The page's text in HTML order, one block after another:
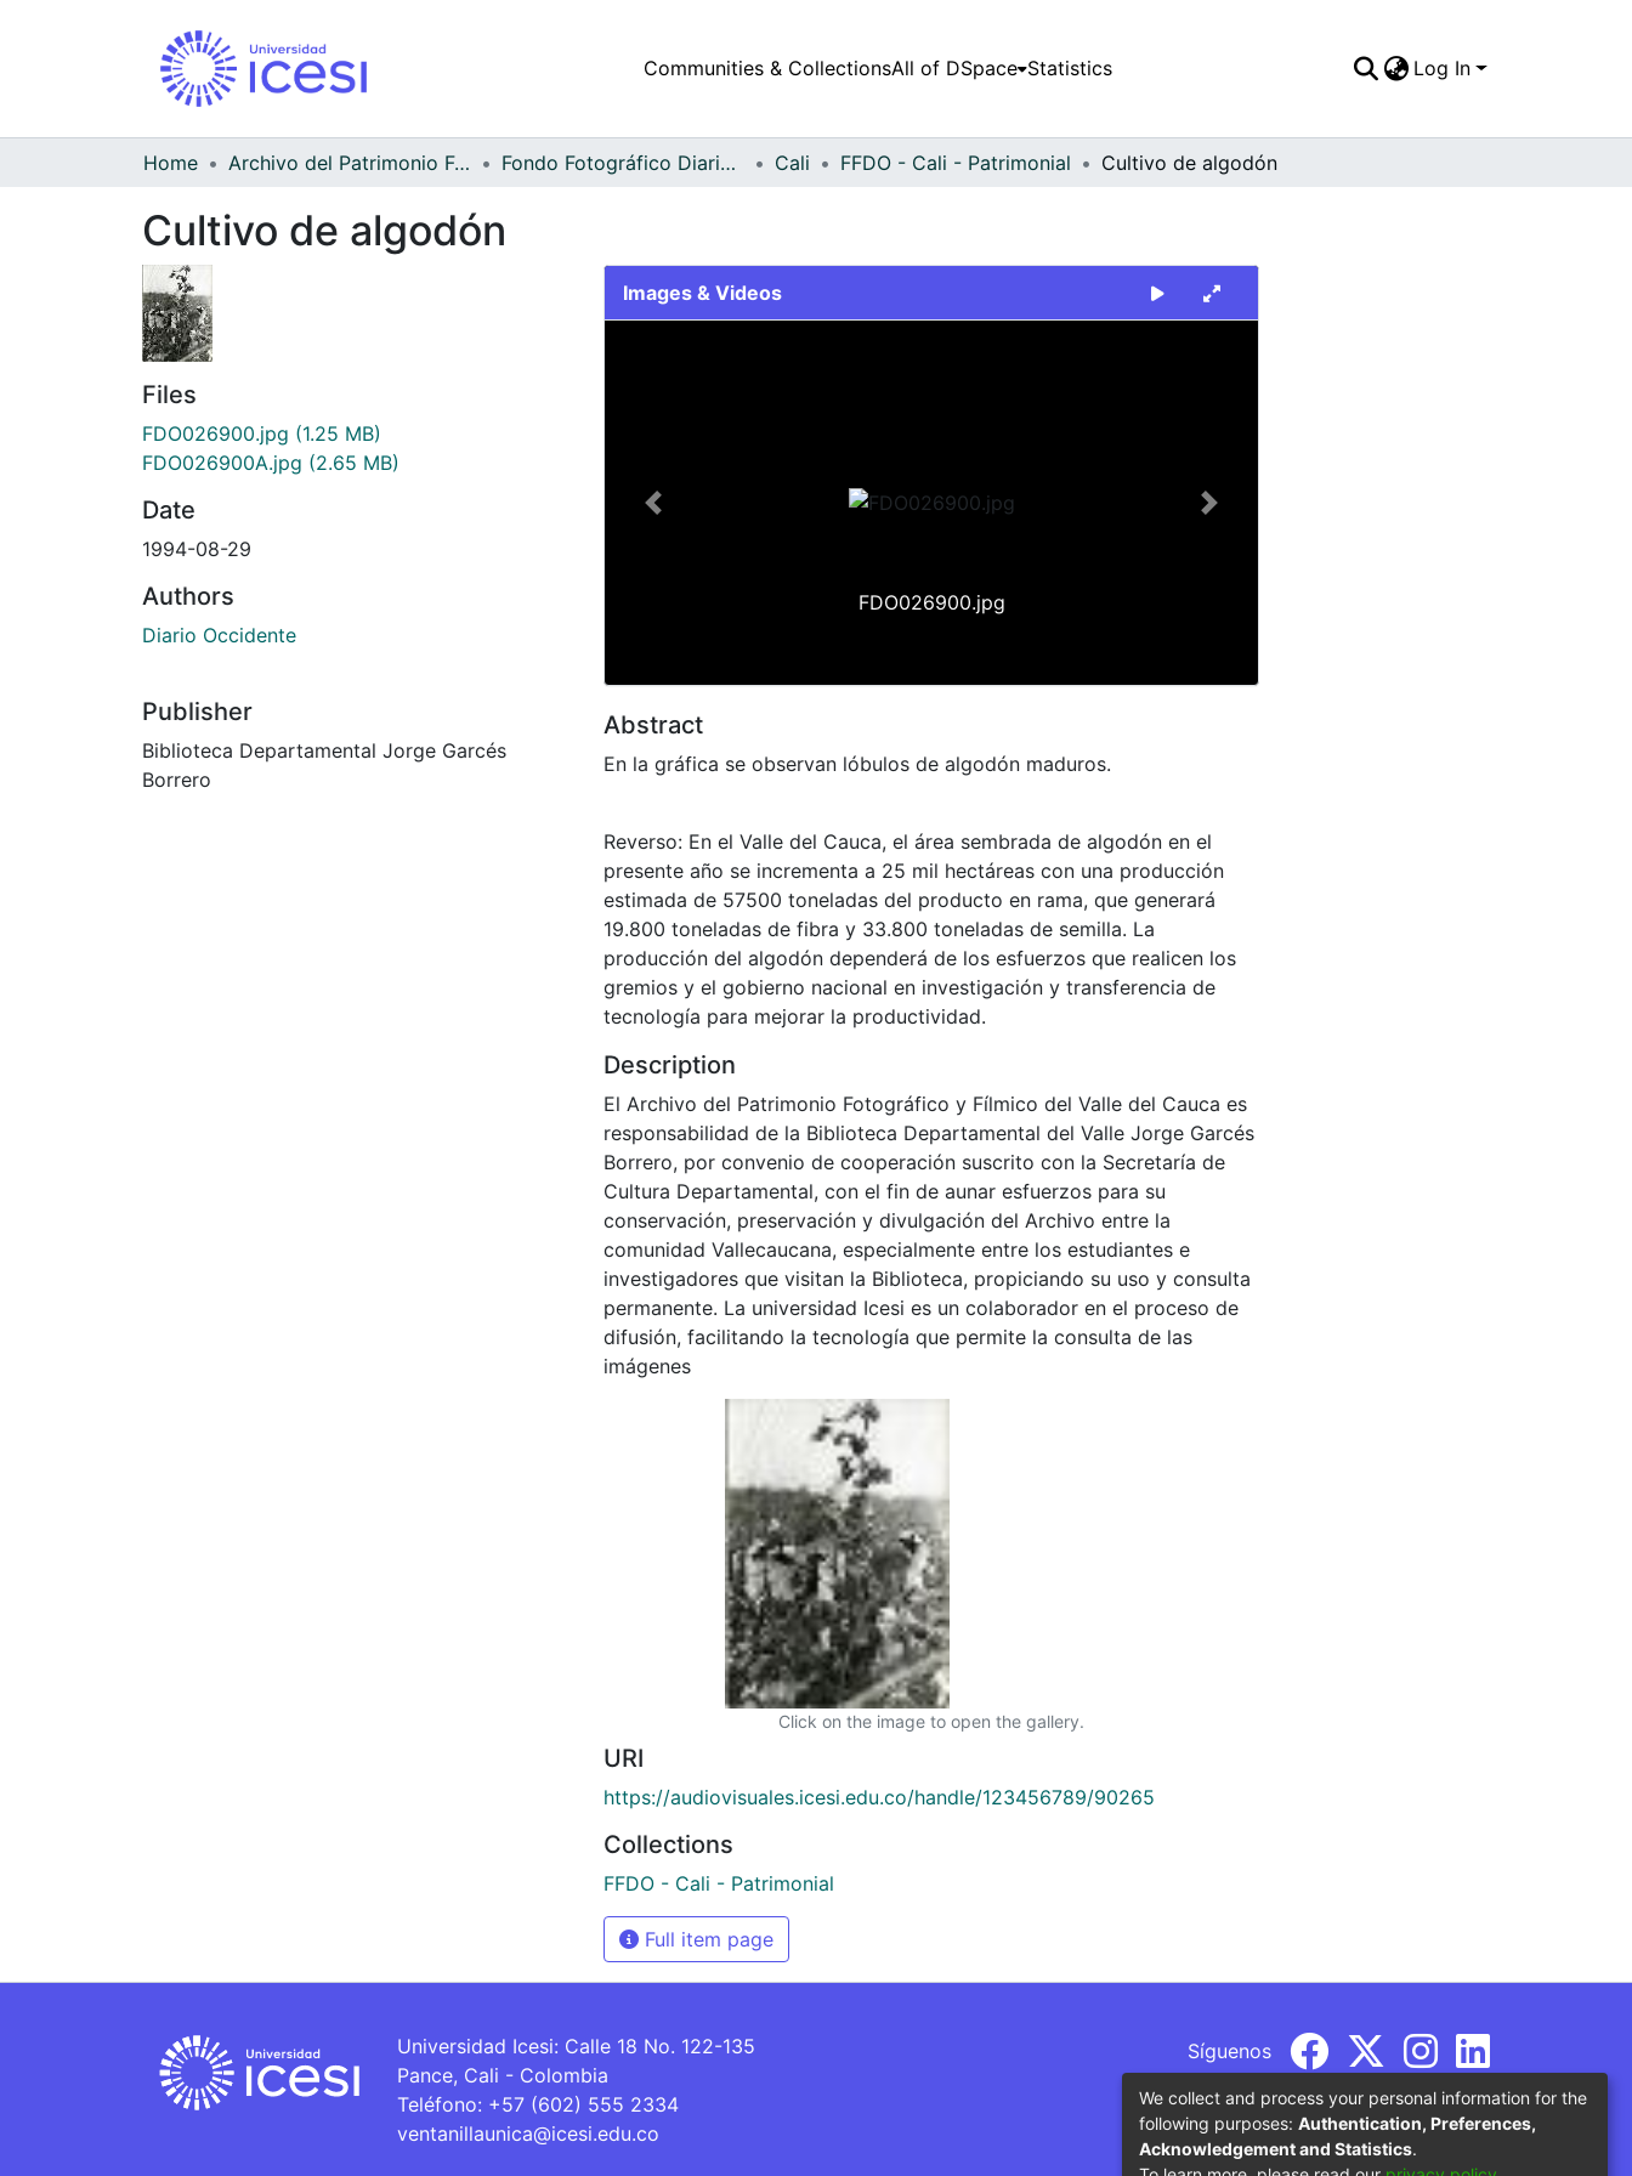
Communities & CollectionsAll of DSpace Statistics Log In
Home Archivo del Patrimonio Fotográfico y Fílmico del Valle del Cauca Fondo Fotográfico Diario Occidente Cali FFDO - Cali - Patrimonial Cultivo de algodón
Cultivo de algodón
Files
FDO026900.jpg (1.25 MB)
FDO026900A.jpg (2.65 MB)
Date
1994-08-29
Authors
Diario Occidente
Publisher
Biblioteca Departamental Jorge Garcés
Borrero
Images & Videos
FDO026900.jpg
Previous Next
Abstract
En la gráfica se observan lóbulos de algodón maduros.
Reverso: En el Valle del Cauca, el área sembrada de algodón en el
presente año se incrementa a 25 mil hectáreas con una producción
estimada de 57500 toneladas del producto en rama, que generará
19.800 toneladas de fibra y 33.800 toneladas de semilla. La
producción del algodón dependerá de los esfuerzos que realicen los
gremios y el gobierno nacional en investigación y transferencia de
tecnología para mejorar la productividad.
Description
El Archivo del Patrimonio Fotográfico y Fílmico del Valle del Cauca es
responsabilidad de la Biblioteca Departamental del Valle Jorge Garcés
Borrero, por convenio de cooperación suscrito con la Secretaría de
Cultura Departamental, con el fin de aunar esfuerzos para su
conservación, preservación y divulgación del Archivo entre la
comunidad Vallecaucana, especialmente entre los estudiantes e
investigadores que visitan la Biblioteca, propiciando su uso y consulta
permanente. La universidad Icesi es un colaborador en el proceso de
difusión, facilitando la tecnología que permite la consulta de las
imágenes
Click on the image to open the gallery.
URI
https://audiovisuales.icesi.edu.co/handle/123456789/90265
Collections
FFDO - Cali - Patrimonial
Full item page
Universidad Icesi: Calle 18 No. 122-135
Pance, Cali - Colombia
Teléfono: +57 (602) 555 2334
ventanillaunica@icesi.edu.co
Síguenos
We collect and process your personal information for the
following purposes: Authentication, Preferences,
Acknowledgement and Statistics.